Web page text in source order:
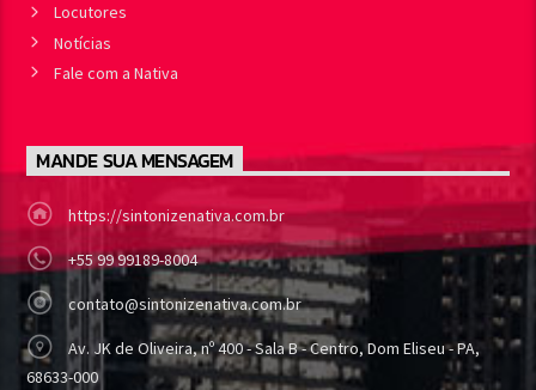
Locutores
Notícias
Fale com a Nativa
MANDE SUA MENSAGEM
https://sintonizenativa.com.br
+55 99 99189-8004
contato@sintonizenativa.com.br
Av. JK de Oliveira, nº 400 - Sala B - Centro, Dom Eliseu - PA,
68633-000